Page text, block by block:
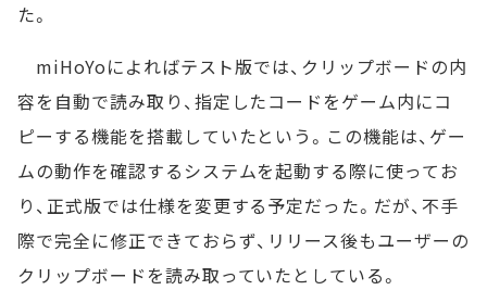
た。
miHoYoによればテスト版では、クリップボードの内
容を自動で読み取り、指定したコードをゲーム内にコ
ピーする機能を搭載していたという。この機能は、ゲー
ムの動作を確認するシステムを起動する際に使ってお
り、正式版では仕様を変更する予定だった。だが、不手
際で完全に修正できておらず、リリース後もユーザーの
クリップボードを読み取っていたとしている。